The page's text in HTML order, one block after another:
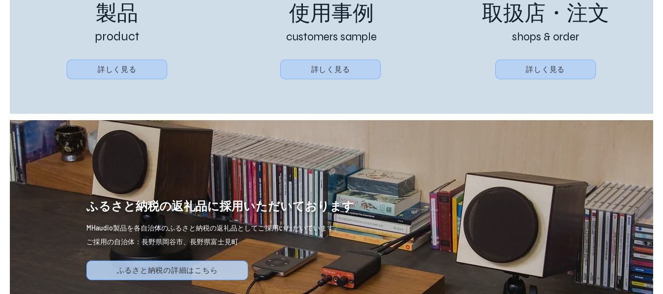
製品
product
詳しく見る
使用事例
customers sample
詳しく見る
取扱店・注文
shops & order
詳しく見る
​ふるさと納税の返礼品に採用いただいております
MHaudio製品を各自治体のふるさと納税の返礼品としてご採用いただいています。
ご採用の自治体：長野県岡谷市、長野県富士見町
ふるさと納税の詳細はこちら